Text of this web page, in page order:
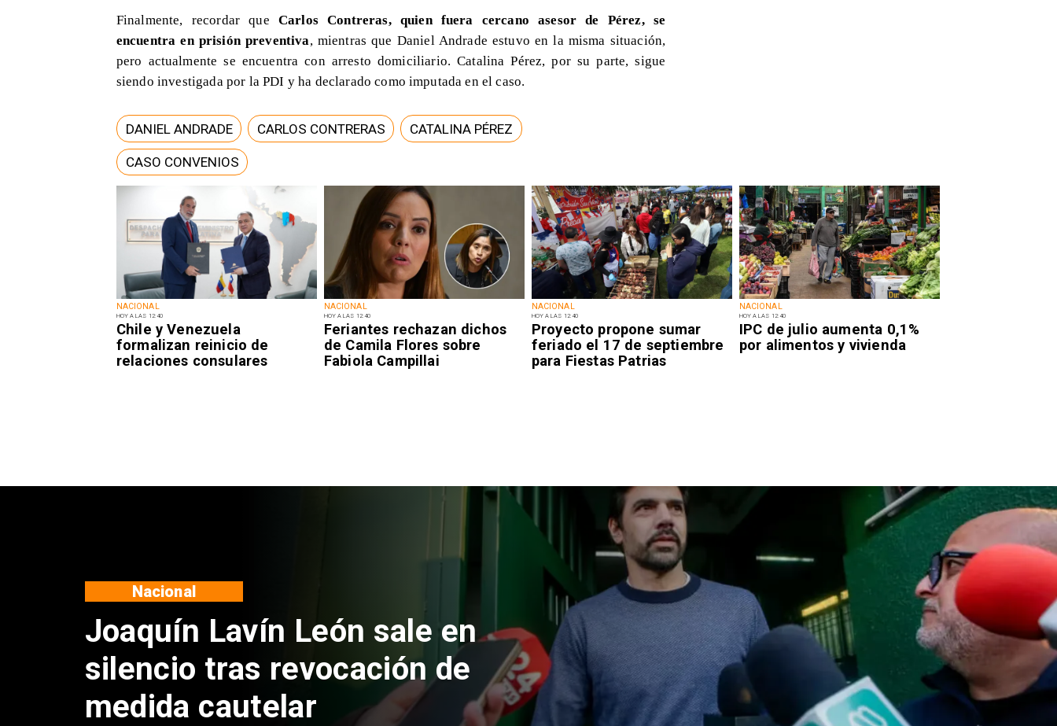
NACIONAL
HOY A LAS 12:40
Chile y Venezuela
formalizan reinicio de
relaciones consulares
NACIONAL
HOY A LAS 12:40
Feriantes rechazan dichos
de Camila Flores sobre
Fabiola Campillai
NACIONAL
HOY A LAS 12:40
Proyecto propone sumar
feriado el 17 de septiembre
para Fiestas Patrias
NACIONAL
HOY A LAS 12:40
IPC de julio aumenta 0,1%
por alimentos y vivienda
Finalmente, recordar que Carlos Contreras, quien fuera cercano asesor de Pérez, se
encuentra en prisión preventiva, mientras que Daniel Andrade estuvo en la misma situación,
pero actualmente se encuentra con arresto domiciliario. Catalina Pérez, por su parte, sigue
siendo investigada por la PDI y ha declarado como imputada en el caso.
DANIEL ANDRADE CARLOS CONTRERAS CATALINA PÉREZ
CASO CONVENIOS
Chile y Venezuela formalizan
reinicio de relaciones
consulares
Nacional